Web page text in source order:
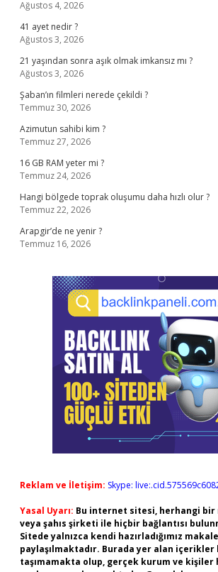
Ağustos 4, 2026
41 ayet nedir ?
Ağustos 3, 2026
21 yaşından sonra aşık olmak imkansız mı ?
Ağustos 3, 2026
Şaban’ın filmleri nerede çekildi ?
Temmuz 30, 2026
Azimutun sahibi kim ?
Temmuz 27, 2026
16 GB RAM yeter mi ?
Temmuz 24, 2026
Hangi bölgede toprak oluşumu daha hızlı olur ?
Temmuz 22, 2026
Arapgir’de ne yenir ?
Temmuz 16, 2026
Reklam ve İletişim: Skype:
Yasal Uyarı: Bu internet sitesi, herhangi bir
veya şahıs şirketi ile hiçbir bağlantısı
Sitede yalnızca kendi hazırladığımız
paylaşılmaktadır. Burada yer alan
taşımamakta olup, gerçek kurum ve kişiler